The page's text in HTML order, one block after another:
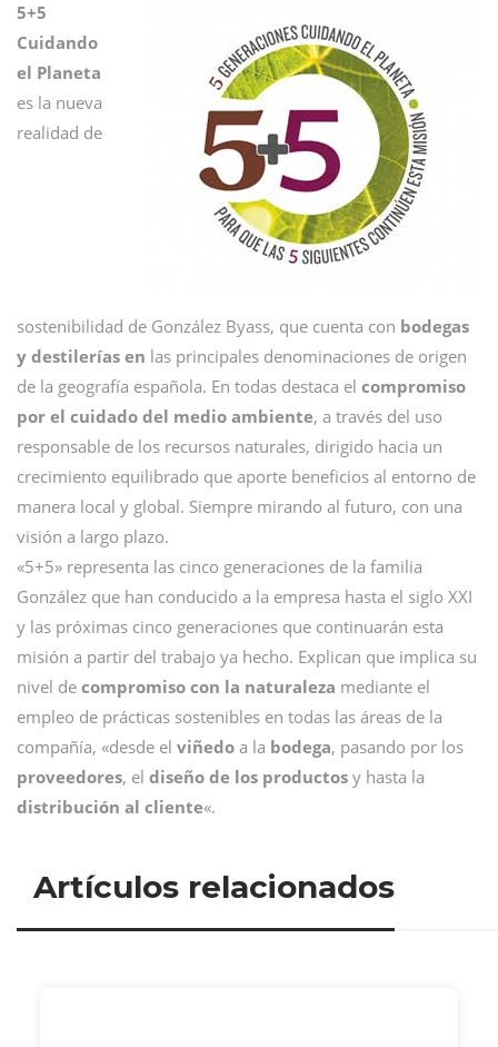
5+5
Cuidando
el Planeta
es la nueva
realidad de
sostenibilidad de González Byass, que cuenta con bodegas
y destilerías en las principales denominaciones de origen
de la geografía española. En todas destaca el compromiso
por el cuidado del medio ambiente, a través del uso
responsable de los recursos naturales, dirigido hacia un
crecimiento equilibrado que aporte beneficios al entorno de
manera local y global. Siempre mirando al futuro, con una
visión a largo plazo.
«5+5» representa las cinco generaciones de la familia
González que han conducido a la empresa hasta el siglo XXI
y las próximas cinco generaciones que continuarán esta
misión a partir del trabajo ya hecho. Explican que implica su
nivel de compromiso con la naturaleza mediante el
empleo de prácticas sostenibles en todas las áreas de la
compañía, «desde el viñedo a la bodega, pasando por los
proveedores, el diseño de los productos y hasta la
distribución al cliente«.
Artículos relacionados